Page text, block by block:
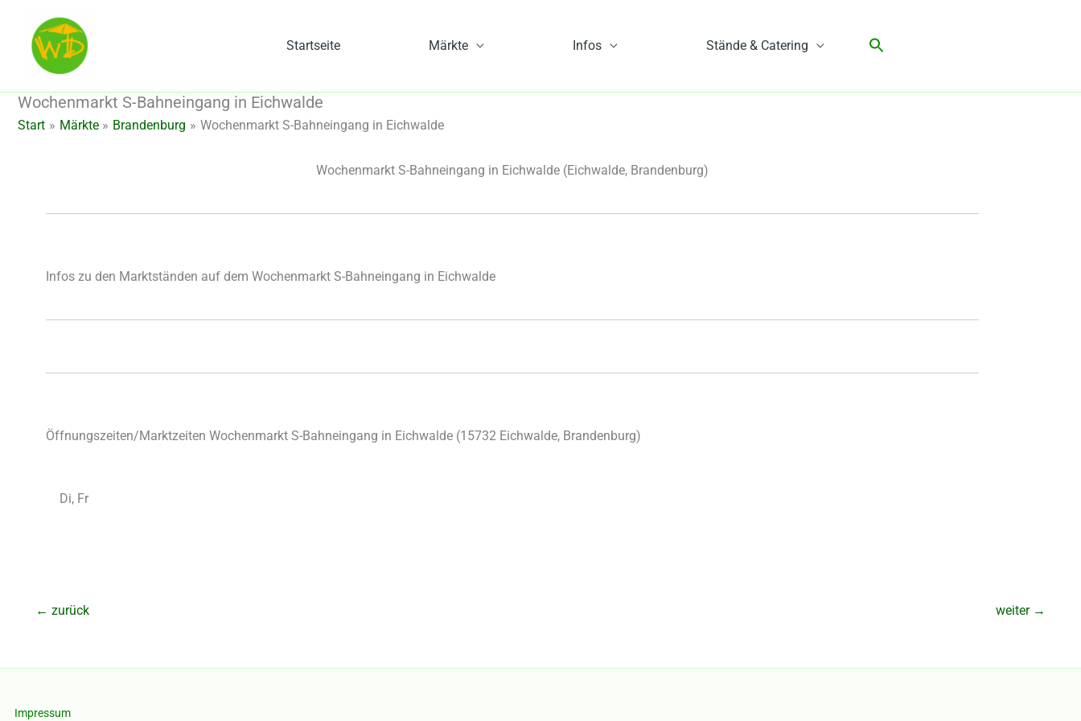
springen
Startseite Märkte Infos Stände & Catering
Wochenmarkt S-Bahneingang in Eichwalde
Start Märkte Brandenburg Wochenmarkt S-Bahneingang in Eichwalde
Wochenmarkt S-Bahneingang in Eichwalde (Eichwalde, Brandenburg)
Infos zu den Marktständen auf dem Wochenmarkt S-Bahneingang in Eichwalde
Öffnungszeiten/Marktzeiten Wochenmarkt S-Bahneingang in Eichwalde (15732 Eichwalde, Brandenburg)
Di, Fr
← zurück weiter →
Impressum